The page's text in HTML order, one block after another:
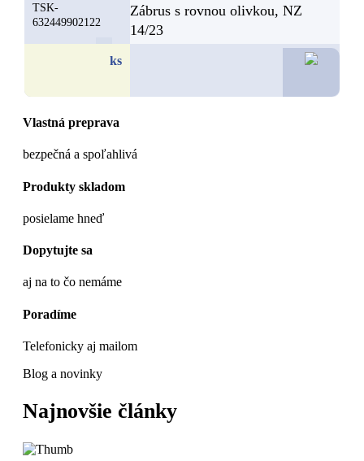
TSK-
632449902122
Zábrus s rovnou olivkou, NZ
14/23
ks
Vlastná preprava
bezpečná a spoľahlivá
Produkty skladom
posielame hneď
Dopytujte sa
aj na to čo nemáme
Poradíme
Telefonicky aj mailom
Blog a novinky
Najnovšie články